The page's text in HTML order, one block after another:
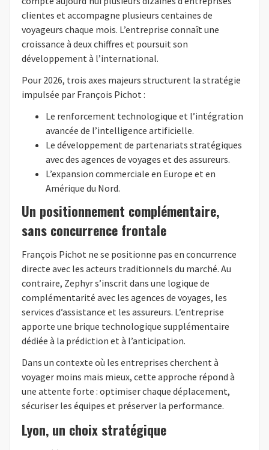
clientes et accompagne plusieurs centaines de
voyageurs chaque mois. L’entreprise connaît une
croissance à deux chiffres et poursuit son
développement à l’international.
Pour 2026, trois axes majeurs structurent la stratégie
impulsée par François Pichot :
Le renforcement technologique et l’intégration
avancée de l’intelligence artificielle.
Le développement de partenariats stratégiques
avec des agences de voyages et des assureurs.
L’expansion commerciale en Europe et en
Amérique du Nord.
Un positionnement complémentaire,
sans concurrence frontale
François Pichot ne se positionne pas en concurrence
directe avec les acteurs traditionnels du marché. Au
contraire, Zephyr s’inscrit dans une logique de
complémentarité avec les agences de voyages, les
services d’assistance et les assureurs. L’entreprise
apporte une brique technologique supplémentaire
dédiée à la prédiction et à l’anticipation.
Dans un contexte où les entreprises cherchent à
voyager moins mais mieux, cette approche répond à
une attente forte : optimiser chaque déplacement,
sécuriser les équipes et préserver la performance.
Lyon, un choix stratégique